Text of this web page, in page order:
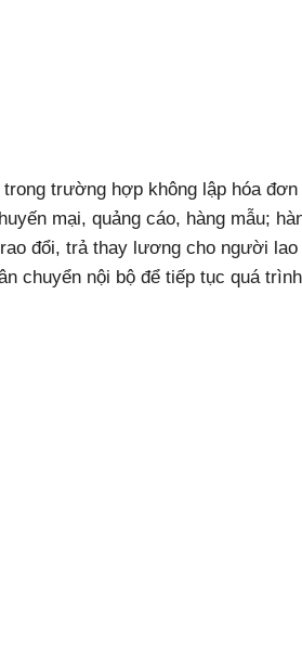
trường hợp không lập hóa
mại, quảng cáo, hàng mẫu;
đổi, trả thay lương cho người lao
chuyển nội bộ để tiếp tục quá